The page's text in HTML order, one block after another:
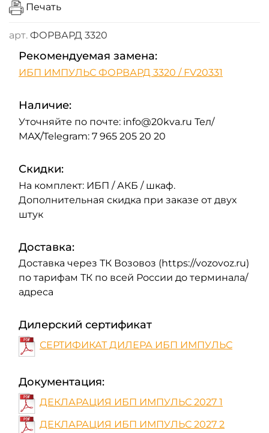
Печать
арт. ФОРВАРД 3320
Рекомендуемая замена:
ИБП ИМПУЛЬС ФОРВАРД 3320 / FV20331
Наличие:
Уточняйте по почте: info@20kva.ru Тел/
МАХ/Telegram: 7 965 205 20 20
Скидки:
На комплект: ИБП / АКБ / шкаф.
Дополнительная скидка при заказе от двух
штук
Доставка:
Доставка через ТК Возовоз (https://vozovoz.ru)
по тарифам ТК по всей России до терминала/
адреса
Дилерский сертификат
СЕРТИФИКАТ ДИЛЕРА ИБП ИМПУЛЬС
Документация:
ДЕКЛАРАЦИЯ ИБП ИМПУЛЬС 2027 1
ДЕКЛАРАЦИЯ ИБП ИМПУЛЬС 2027 2